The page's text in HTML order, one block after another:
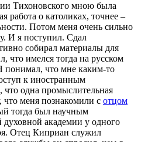
Тихоновского мною была
о католиках, точнее –
Потом меня очень сильно
И я поступил. Сдал
собирал материалы для
что имелся тогда на русском
что мне каким-то
к иностранным
что одна промыслительная
что меня познакомили с отцом
тогда был научным
академии у одного
Отец Киприан служил